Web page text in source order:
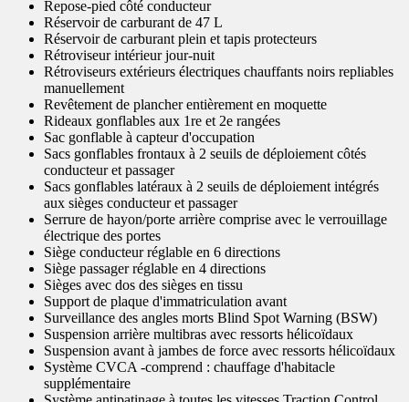
Repose-pied côté conducteur
Réservoir de carburant de 47 L
Réservoir de carburant plein et tapis protecteurs
Rétroviseur intérieur jour-nuit
Rétroviseurs extérieurs électriques chauffants noirs repliables
manuellement
Revêtement de plancher entièrement en moquette
Rideaux gonflables aux 1re et 2e rangées
Sac gonflable à capteur d'occupation
Sacs gonflables frontaux à 2 seuils de déploiement côtés
conducteur et passager
Sacs gonflables latéraux à 2 seuils de déploiement intégrés
aux sièges conducteur et passager
Serrure de hayon/porte arrière comprise avec le verrouillage
électrique des portes
Siège conducteur réglable en 6 directions
Siège passager réglable en 4 directions
Sièges avec dos des sièges en tissu
Support de plaque d'immatriculation avant
Surveillance des angles morts Blind Spot Warning (BSW)
Suspension arrière multibras avec ressorts hélicoïdaux
Suspension avant à jambes de force avec ressorts hélicoïdaux
Système CVCA -comprend : chauffage d'habitacle
supplémentaire